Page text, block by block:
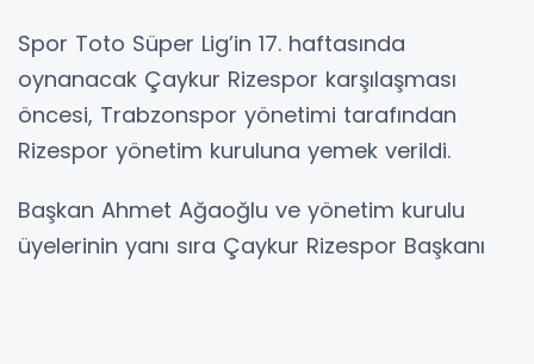
Spor Toto Süper Lig’in 17. haftasında
oynanacak Çaykur Rizespor karşılaşması
öncesi, Trabzonspor yönetimi tarafından
Rizespor yönetim kuruluna yemek verildi.
Başkan Ahmet Ağaoğlu ve yönetim kurulu
üyelerinin yanı sıra Çaykur Rizespor Başkanı